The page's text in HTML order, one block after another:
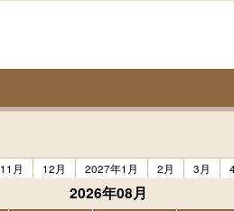
11月 12月 2027年1月 2月 3月
2026年08月